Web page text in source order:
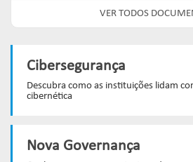
VER TODOS
Cibersegurança
Descubra como as instituições lidam
cibernética
Nova Governança